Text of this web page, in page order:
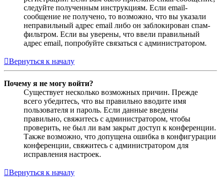
следуйте полученным инструкциям. Если email-
сообщение не получено, то возможно, что вы указали
неправильный адрес email либо он заблокирован спам-
фильтром. Если вы уверены, что ввели правильный
адрес email, попробуйте связаться с администратором.
Вернуться к началу
Почему я не могу войти?
Существует несколько возможных причин. Прежде
всего убедитесь, что вы правильно вводите имя
пользователя и пароль. Если данные введены
правильно, свяжитесь с администратором, чтобы
проверить, не был ли вам закрыт доступ к конференции.
Также возможно, что допущена ошибка в конфигурации
конференции, свяжитесь с администратором для
исправления настроек.
Вернуться к началу